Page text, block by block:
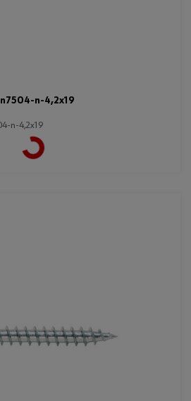
n-4,2x19
n-4,2x19Loading...